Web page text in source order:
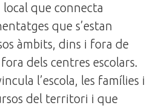
que connecta
que s’estan
àmbits, dins i fora de
dels centres escolars.
l’escola, les famílies i
del territori i que